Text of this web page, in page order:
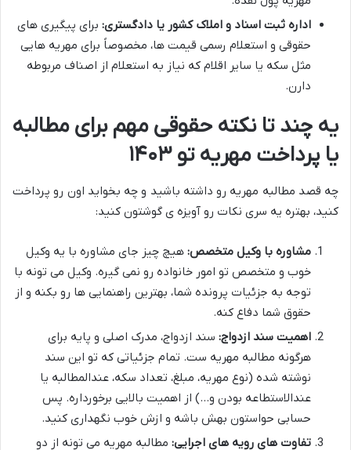
اداره ثبت اسناد و املاک کشور یا دادگستری: برای پیگیری های
حقوقی و استعلام رسمی قیمت ها، مخصوصاً برای مهریه هایی
مثل سکه یا سایر اقلام که نیاز به استعلام از اصناف مربوطه
دارن.
یه چند تا نکته حقوقی مهم برای مطالبه
یا پرداخت مهریه تو ۱۴۰۳
چه قصد مطالبه مهریه رو داشته باشید و چه بخواید اون رو پرداخت
کنید، بهتره یه سری نکات رو آویزه ی گوشتون کنید:
مشاوره با وکیل متخصص: هیچ چیز جای مشاوره با یه وکیل
خوب و متخصص تو امور خانواده رو نمی گیره. وکیل می تونه با
توجه به جزئیات پرونده شما، بهترین راهنمایی ها رو بکنه و از
حقوق شما دفاع کنه.
اهمیت سند ازدواج: سند ازدواج، مدرک اصلی و پایه برای
هرگونه مطالبه مهریه ست. تمام جزئیاتی که تو این سند
نوشته شده (نوع مهریه، مبلغ، تعداد سکه، عندالمطالبه یا
عندالاستطاعه بودن و…) از اهمیت بالایی برخورداره. پس
حسابی حواستون بهش باشه و ازش خوب نگهداری کنید.
تفاوت های رویه های اجرایی: مطالبه مهریه می تونه از دو